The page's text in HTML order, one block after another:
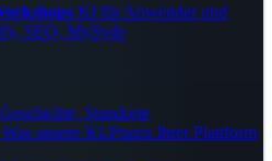
KI für Anwender und
SEO, MySyde
Standorte
Was unsere KI-Praxis Ihrer Plattform